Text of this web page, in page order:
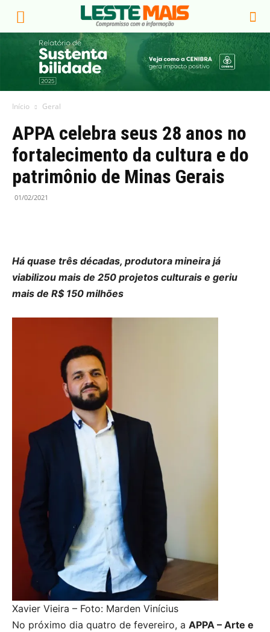
Início Geral
APPA celebra seus 28 anos no
fortalecimento da cultura e do
patrimônio de Minas Gerais
01/02/2021
Há quase três décadas, produtora mineira já
viabilizou mais de 250 projetos culturais e geriu
mais de R$ 150 milhões
Xavier Vieira – Foto: Marden Vinícius
No próximo dia quatro de fevereiro, a APPA – Arte e